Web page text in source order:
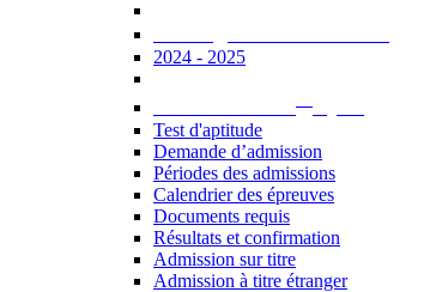
2024 - 2025
Test d'aptitude
Demande d’admission
Périodes des admissions
Calendrier des épreuves
Documents requis
Résultats et confirmation
Admission sur titre
Admission à titre étranger